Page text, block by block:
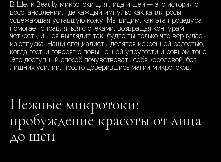
В Шелк Beauty микротоки для лица и шеи — это история о
восстановлении, где каждый импульс как капля росы,
освежающая уставшую кожу. Мы видим, как эта процедура
помогает справляться с отеками, возвращая контурам
четкость, и шея выглядит так, будто ты только что вернулась
из отпуска. Наши специалисты делятся искренней радостью,
когда гостьи говорят о повышенной упругости и ровном тоне.
Это доступный способ почувствовать себя королевой, без
лишних усилий, просто доверившись магии микротоков.
Нежные микротоки:
пробуждение красоты от лица
до шеи